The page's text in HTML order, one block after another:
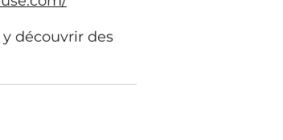
découvrir des